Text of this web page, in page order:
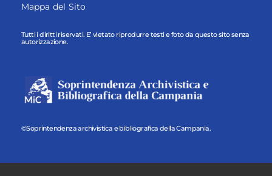
Mappa del Sito
Tutti i diritti riservati. E’ vietato riprodurre testi e foto da questo sito senza
autorizzazione.
©Soprintendenza archivistica e bibliografica della Campania.